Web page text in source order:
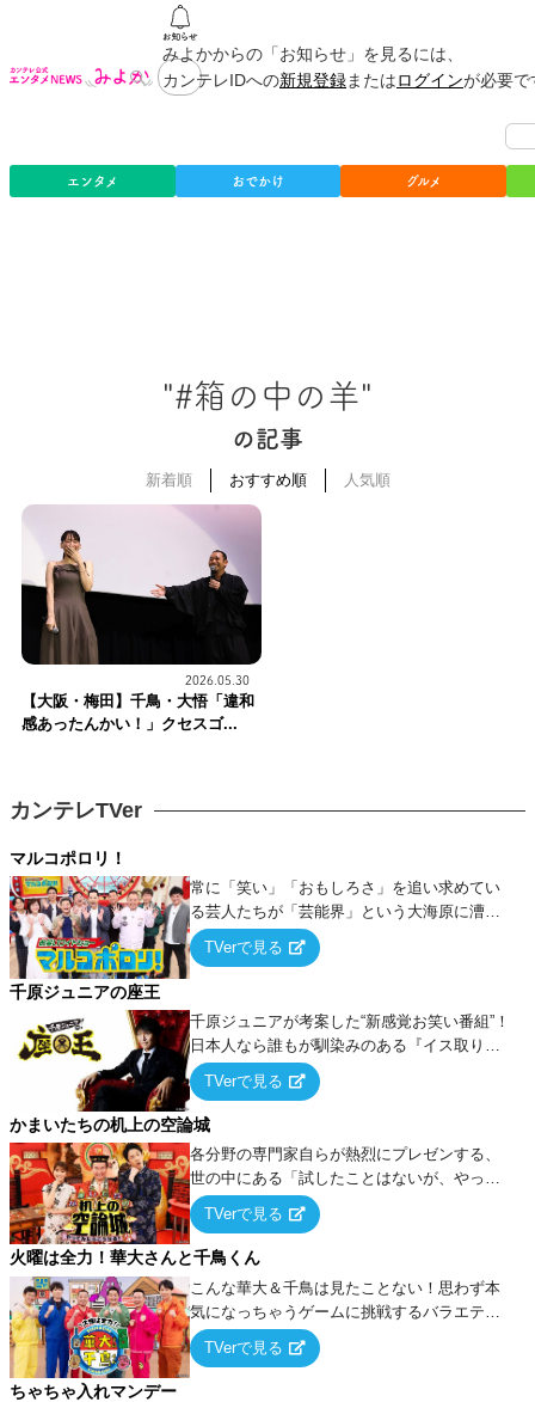
みよかからの「お知らせ」を見るには、
カンテレIDへの新規登録またはログインが必要
エンタメ おでかけ グルメ
"#箱の中の羊"
の記事
新着順 おすすめ順 人気順
2026.05.30
【大阪・梅田】千鳥・大悟「違和
感あったんかい！」クセスゴ...
カンテレTVer
マルコポロリ！
常に「笑い」「おもしろさ」を追い求めてい
る芸人たちが「芸能界」という大海原に漕ぎ
出でて、新たなオモシロ人間を発掘する！
TVerで見る
千原ジュニアの座王
千原ジュニアが考案した“新感覚お笑い番組”！
日本人なら誰もが馴染みのある『イス取りゲ
ーム』をベースに、大喜利・ギャグ・モノボ
ケ・歌…など様々なお題で芸人がショートネ
タを競い合う！
TVerで見る
かまいたちの机上の空論城
各分野の専門家自らが熱烈にプレゼンする、
世の中にある「試したことはないが、やって
みたらこうなる！…ハズ」という“机上の空
論”に若手芸人らがカラダを張って挑む！
TVerで見る
火曜は全力！華大さんと千鳥くん
こんな華大＆千鳥は見たことない！思わず本
気になっちゃうゲームに挑戦するバラエティ
ー！
TVerで見る
ちゃちゃ入れマンデー